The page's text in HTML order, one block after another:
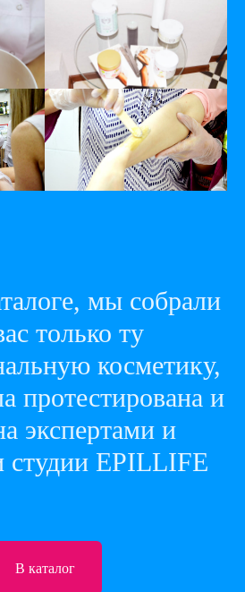
мы собрали
только ту
косметику,
протестирована и
экспертами и
студии EPILLIFE
В каталог